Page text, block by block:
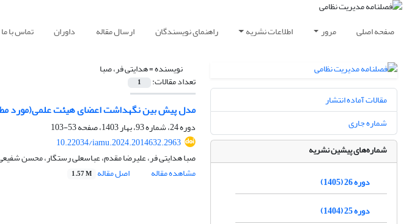
صفحه اصلی مرور اطلاعات نشریه راهنمای نویسندگان ارسال مقاله داوران تماس با ما
نویسنده =هدایتی فر، صبا
تعداد مقالات: 1
مدل پیش بین نگهداشت اعضای هیئت علمی(مورد
دوره 24، شماره 93، بهار 1403، صفحه
53-103
10.22034/iamu.2024.2014632.2963
صبا هدایتی فر، علیرضا مقدم، عباسعلی رستگار، محسن
مشاهده مقاله
اصل مقاله 1.57 M
مقالات آماده انتشار
شماره جاری
شماره‌های پیشین نشریه
دوره 26 (1405)
دوره 25 (1404)